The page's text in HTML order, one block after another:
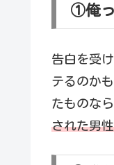
①俺っ
告白を受
テるのか
たものな
された男